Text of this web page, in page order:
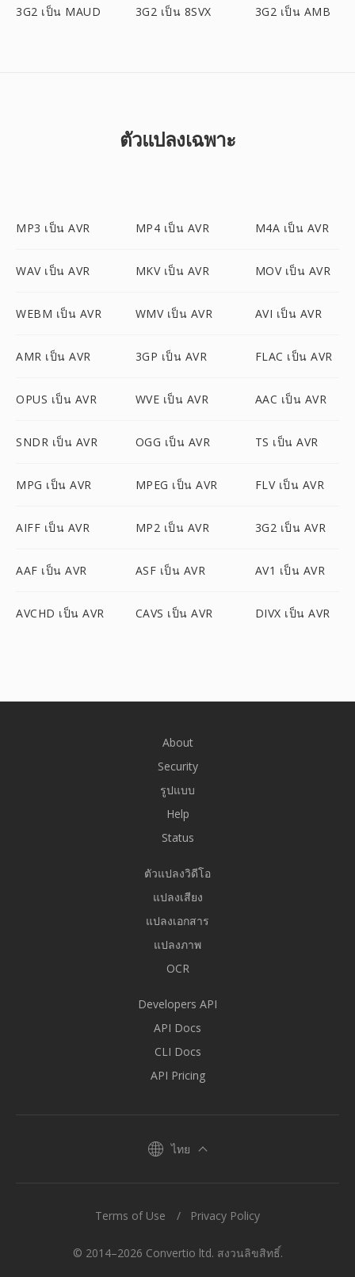
3G2 เป็น MAUD 3G2 เป็น 8SVX 3G2 เป็น AMB
ตัวแปลงเฉพาะ
MP3 เป็น AVR MP4 เป็น AVR M4A เป็น AVR
WAV เป็น AVR MKV เป็น AVR MOV เป็น AVR
WEBM เป็น AVR WMV เป็น AVR AVI เป็น AVR
AMR เป็น AVR 3GP เป็น AVR FLAC เป็น AVR
OPUS เป็น AVR WVE เป็น AVR AAC เป็น AVR
SNDR เป็น AVR OGG เป็น AVR TS เป็น AVR
MPG เป็น AVR MPEG เป็น AVR FLV เป็น AVR
AIFF เป็น AVR MP2 เป็น AVR 3G2 เป็น AVR
AAF เป็น AVR ASF เป็น AVR AV1 เป็น AVR
AVCHD เป็น AVR CAVS เป็น AVR DIVX เป็น AVR
About
Security
รูปแบบ
Help
Status
ตัวแปลงวิดีโอ
แปลงเสียง
แปลงเอกสาร
แปลงภาพ
OCR
Developers API
API Docs
CLI Docs
API Pricing
ไทย
© 2014–2026 Convertio ltd. สงวนลิขสิทธิ์.
Terms of Use Privacy Policy